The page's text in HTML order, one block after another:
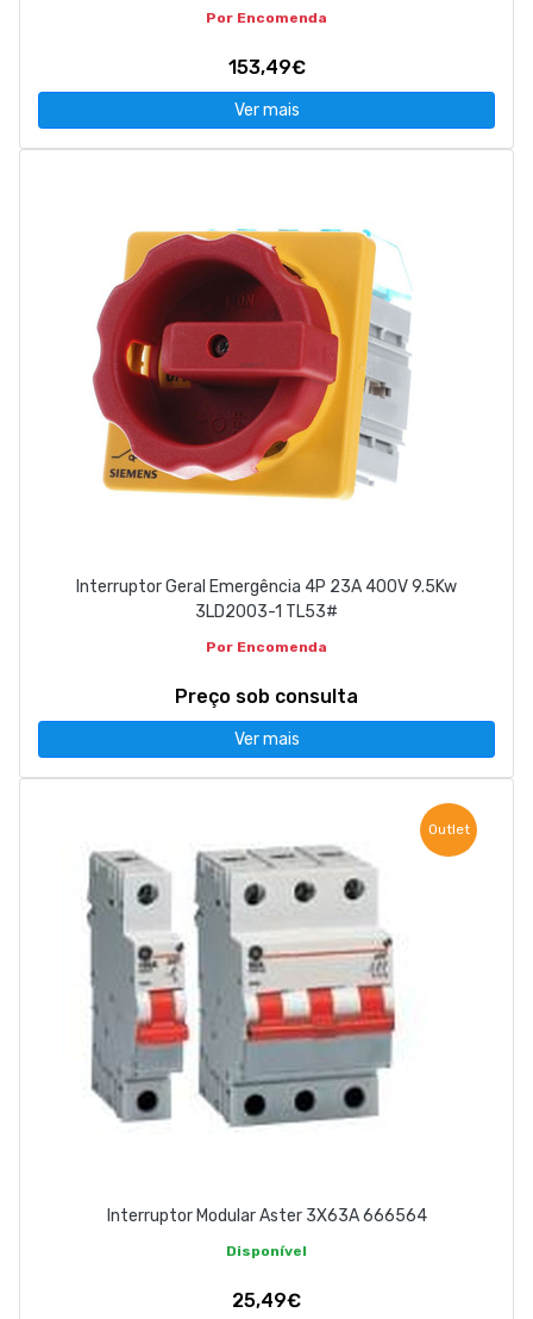
Por Encomenda
153,49€
Ver mais
Interruptor Geral Emergência 4P 23A 400V 9.5Kw
3LD2003-1 TL53#
Por Encomenda
Preço sob consulta
Ver mais
Outlet
Interruptor Modular Aster 3X63A 666564
Disponível
25,49€